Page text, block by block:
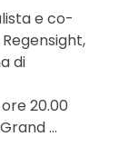
e co-
di
20.00
...